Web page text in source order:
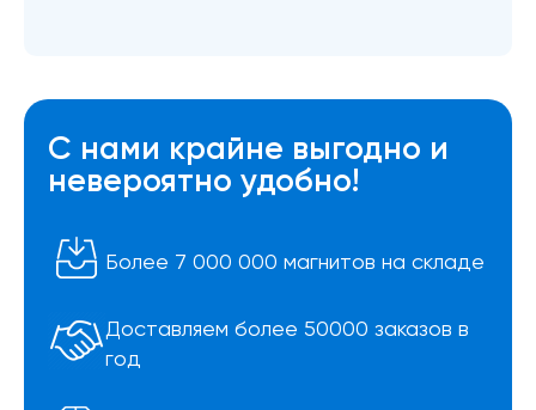
С нами крайне выгодно и
невероятно удобно!
Более 7 000 000 магнитов на складе
Доставляем более 50000 заказов в
год